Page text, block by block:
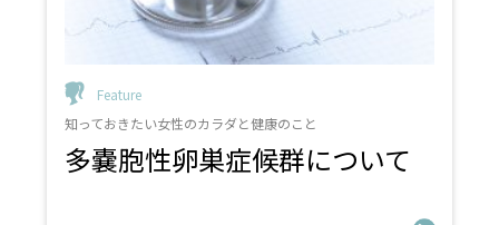
Feature
知っておきたい女性のカラダと健康のこと
多嚢胞性卵巣症候群について